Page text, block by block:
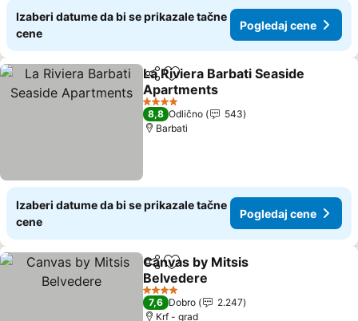
Izaberi datume da bi se prikazale tačne
cene
Pogledaj cene
Deli Dodati u favorite
La Riviera Barbati Seaside
Apartments
4 Zvezdice
8,8 Odlično
543
Barbati
Izaberi datume da bi se prikazale tačne
cene
Pogledaj cene
Deli Dodati u favorite
Canvas by Mitsis
Belvedere
4 Zvezdice
7,6 Dobro
2.247
Krf - grad